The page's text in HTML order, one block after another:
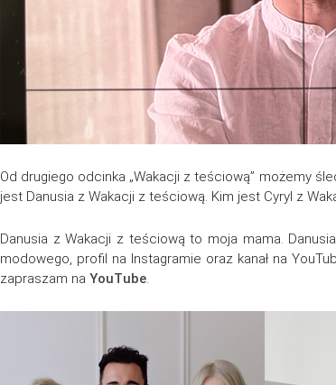
Od drugiego odcinka „Wakacji z teściową” możemy
jest Danusia z Wakacji z teściową. Kim jest Cyryl z
Danusia z Wakacji z teściową to moja mama.
modowego, profil na Instagramie oraz kanał na
zapraszam na YouTube.